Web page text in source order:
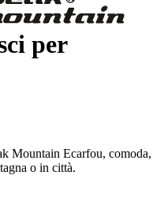
per
Mountain Ecarfou, comoda,
o in città.